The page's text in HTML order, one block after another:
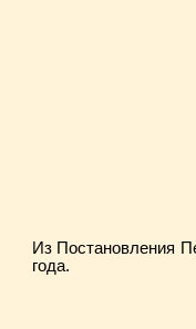
Из Постановления
года.